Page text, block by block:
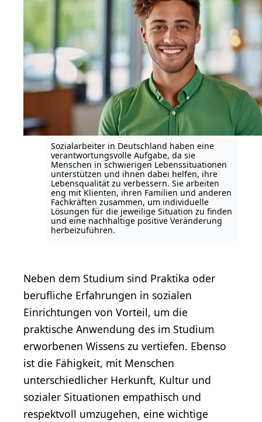
Sozialarbeiter in Deutschland haben eine
verantwortungsvolle Aufgabe, da sie
Menschen in schwierigen Lebenssituationen
unterstützen und ihnen dabei helfen, ihre
Lebensqualität zu verbessern. Sie arbeiten
eng mit Klienten, ihren Familien und anderen
Fachkräften zusammen, um individuelle
Lösungen für die jeweilige Situation zu finden
und eine nachhaltige positive Veränderung
herbeizuführen.
Neben dem Studium sind Praktika oder
berufliche Erfahrungen in sozialen
Einrichtungen von Vorteil, um die
praktische Anwendung des im Studium
erworbenen Wissens zu vertiefen. Ebenso
ist die Fähigkeit, mit Menschen
unterschiedlicher Herkunft, Kultur und
sozialer Situationen empathisch und
respektvoll umzugehen, eine wichtige